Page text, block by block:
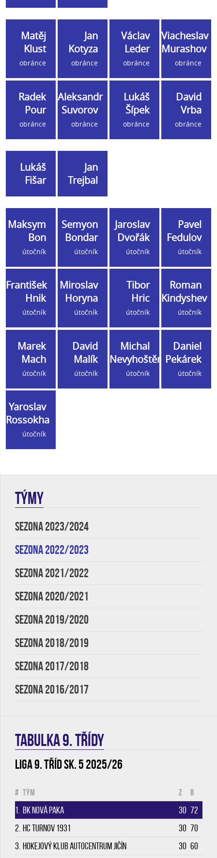
Matěj
Klust
obránce
Jan
Kotyza
obránce
Václav
Leder
obránce
Viacheslav
Murashov
obránce
Radek
Pour
obránce
Aleksandr
Suvorov
obránce
Lukáš
Šípek
obránce
David
Vrba
obránce
Lukáš
Fišar
Jan
Trejbal
Maksym
Bon
útočník
Semyon
Bondar
útočník
Jaroslav
Dvořák
útočník
Pavel
Fedulov
útočník
František
Hnik
útočník
Miroslav
Horyna
útočník
Tibor
Hric
útočník
Roman
Kindyshev
útočník
Marek
Mach
útočník
David
Malík
útočník
Michal
Nevyhoštěný
útočník
Daniel
Pekárek
útočník
Yaroslav
Rossokha
útočník
TÝMY
SEZONA 2023/2024
SEZONA 2022/2023
SEZONA 2021/2022
SEZONA 2020/2021
SEZONA 2019/2020
SEZONA 2018/2019
SEZONA 2017/2018
SEZONA 2016/2017
TABULKA 9. třídy
Liga 9. tříd sk. 5 2025/26
# Tým Z B
1. BK Nová Paka 30 72
2. HC Turnov 1931 30 70
3. Hokejový klub Autocentrum Jičín 30 60